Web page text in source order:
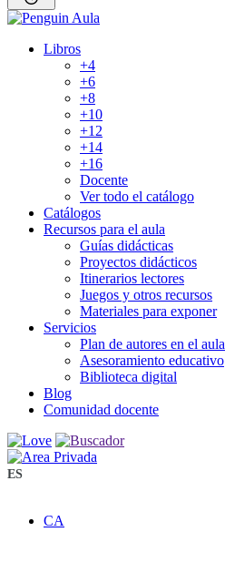
Skip
contentLibros
+4
+6
+8
+10
+12
+14
+16
Docente
Ver todo el catálogo
Catálogos
Recursos para el aula
Guías didácticas
Proyectos didácticos
Itinerarios lectores
Juegos y otros recursos
Materiales para exponer
Servicios
Plan de autores en el aula
Asesoramiento educativo
Biblioteca digital
Blog
Comunidad docente
ES
CA